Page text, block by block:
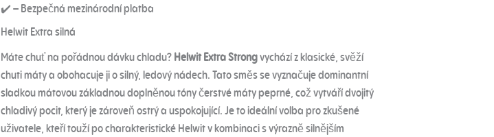
✔️ – Bezpečná mezinárodní platba
Helwit Extra silná
Máte chuť na pořádnou dávku chladu?Helwit Extra Strongvychází z klasické, svěží
chuti máty a obohacuje ji o silný, ledový nádech.Tato směs se vyznačuje dominantní
sladkou mátovou základnou doplněnou tóny čerstvé máty peprné, což vytváří dvojitý
chladivý pocit, který je zároveň ostrý a uspokojující. Je to ideální volba pro zkušené
uživatele, kteří touží po charakteristické Helwit v kombinaci s výrazně silnějším